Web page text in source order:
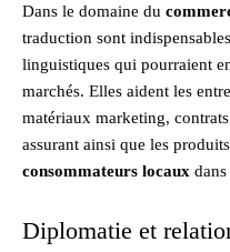
Dans le domaine du
traduction sont
linguistiques qui pourraient
marchés. Elles aident les
matériaux marketing,
assurant ainsi que les
consommateurs locaux
Diplomatie et